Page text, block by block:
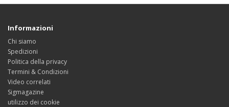
Informazioni
Chi siamo
Spedizioni
Politica della privacy
Termini & Condizioni
Video correlati
Sigmagazine
utilizzo dei cookie